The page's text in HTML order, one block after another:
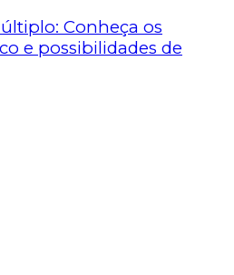
Conheça os
e possibilidades de